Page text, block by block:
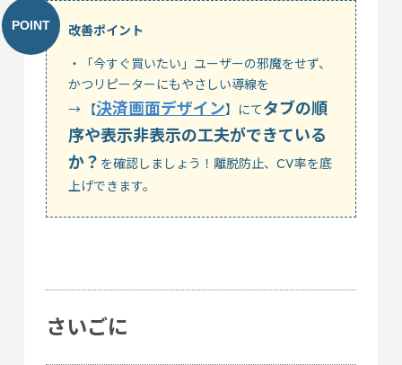
改善ポイント
・「今すぐ買いたい」ユーザーの邪魔をせず、
かつリピーターにもやさしい導線を
→ 【決済画面デザイン】にてタブの順
序や表示非表示の工夫ができている
か？ を確認しましょう！離脱防止、CV率を底
上げできます。
さいごに